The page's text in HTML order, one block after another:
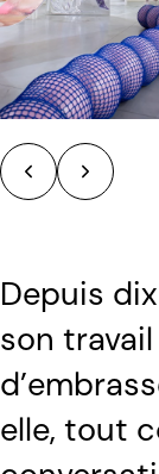
Depuis
son
elle, tout